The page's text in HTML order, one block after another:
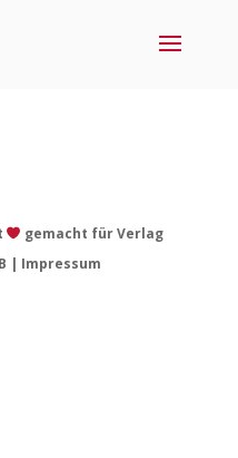
gemacht für Verlag
| Impressum